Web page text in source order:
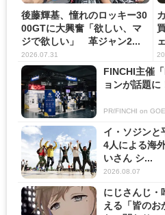
後藤輝基、憧れのロッキー30
00GTに大興奮「欲しい、マ
ジで欲しい」 革ジャン2...
2026.07.31
FINCHI主催
ョンが話題に
PR(FINCHI on
イ・ソジンと
4人による海
いさん シ...
2026.08.07
にじさんじ・
える「皆のお